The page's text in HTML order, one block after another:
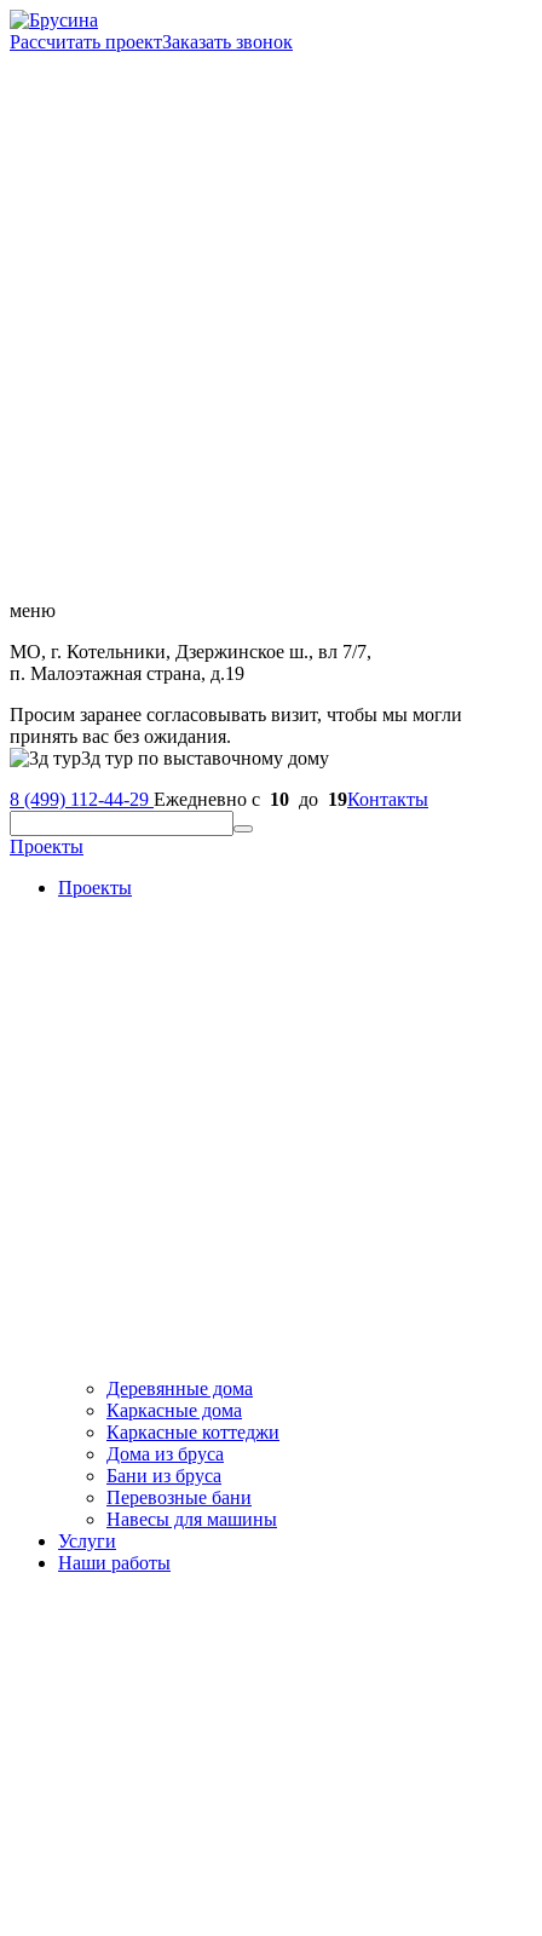
Рассчитать проектЗаказать звонок
меню
МО, г. Котельники, Дзержинское ш., вл 7/7,
п. Малоэтажная страна, д.19
Просим заранее согласовывать визит, чтобы мы могли
принять вас без ожидания.
3д тур по выставочному дому
8 (499) 112-44-29 Ежедневно с 10 до 19Контакты
Проекты
Проекты
Деревянные дома
Каркасные дома
Каркасные коттеджи
Дома из бруса
Бани из бруса
Перевозные бани
Навесы для машины
Услуги
Наши работы